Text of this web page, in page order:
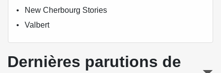
New Cherbourg Stories
Valbert
Dernières parutions de